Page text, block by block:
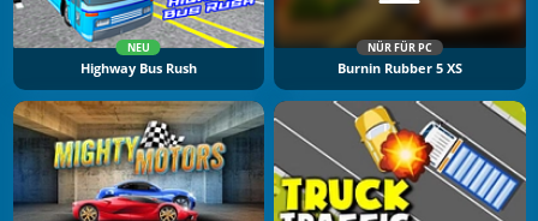
NEU
Highway Bus Rush
NÜR FÜR PC
Burnin Rubber 5 XS